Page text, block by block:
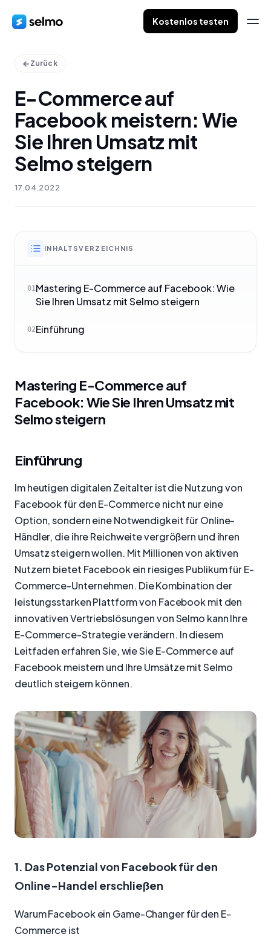
Kostenlos testen
Zurück
E-Commerce auf
Facebook meistern: Wie
Sie Ihren Umsatz mit
Selmo steigern
17.04.2022
INHALTSVERZEICHNIS
01Mastering E-Commerce auf Facebook: Wie
Sie Ihren Umsatz mit Selmo steigern
02Einführung
Mastering E-Commerce auf
Facebook: Wie Sie Ihren Umsatz mit
Selmo steigern
Einführung
Im heutigen digitalen Zeitalter ist die Nutzung von
Facebook für den E-Commerce nicht nur eine
Option, sondern eine Notwendigkeit für Online-
Händler, die ihre Reichweite vergrößern und ihren
Umsatz steigern wollen. Mit Millionen von aktiven
Nutzern bietet Facebook ein riesiges Publikum für E-
Commerce-Unternehmen. Die Kombination der
leistungsstarken Plattform von Facebook mit den
innovativen Vertriebslösungen von Selmo kann Ihre
E-Commerce-Strategie verändern. In diesem
Leitfaden erfahren Sie, wie Sie E-Commerce auf
Facebook meistern und Ihre Umsätze mit Selmo
deutlich steigern können.
1. Das Potenzial von Facebook für den
Online-Handel erschließen
Warum Facebook ein Game-Changer für den E-
Commerce ist